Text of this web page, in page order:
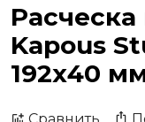
Kapous
192х40